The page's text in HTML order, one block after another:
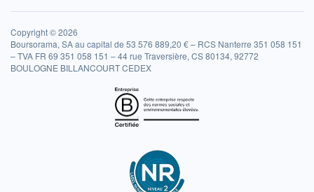
Copyright © 2026
Boursorama, SA au capital de 53 576 889,20 € – RCS Nanterre 351 058 151
– TVA FR 69 351 058 151 – 44 rue Traversière, CS 80134, 92772
BOULOGNE BILLANCOURT CEDEX